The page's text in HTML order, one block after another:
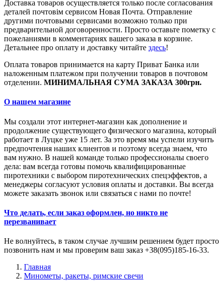
Доставка товаров осуществляется только после согласования
деталей почтовім сервисом Новая Почта. Отправление
другими почтовыми сервисами возможно только при
предварительной договоренности. Просто оставьте пометку с
пожеланиями в комментариях вашего заказа в корзине.
Детальнее про оплату и доставку читайте здесь!
Оплата товаров принимается на карту Приват Банка или
наложенным платежом при получении товаров в почтовом
отделении. МИНИМАЛЬНАЯ СУМА ЗАКАЗА 300грн.
О нашем магазине
Мы создали этот интернет-магазин как дополнение и
продолжение существующего физического магазина, который
работает в Луцке уже 15 лет. За это время мы успели изучить
предпочтения наших клиентов и поэтому всегда знаем, что
вам нужно. В нашей команде только профессионалы своего
дела: вам всегда готовы помочь квалифицированные
пиротехники с выбором пиротехнических спецэффектов, а
менеджеры согласуют условия оплаты и доставки. Вы всегда
можете заказать звонок или связаться с нами по почте!
Что делать, если заказ оформлен, но никто не
перезванивает
Не волнуйтесь, в таком случае лучшим решением будет просто
позвонить нам и мы проверим ваш заказ +38(095)185-16-33.
Главная
Минометы, ракеты, римские свечи